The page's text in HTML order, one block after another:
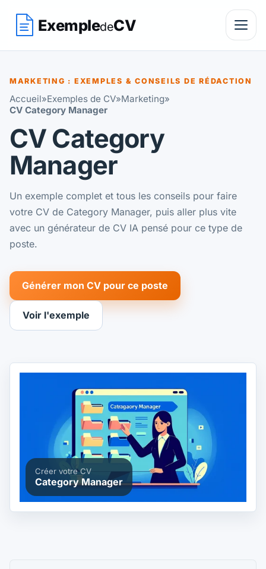
ExempledeCV
MARKETING : EXEMPLES & CONSEILS DE RÉDACTION
Accueil»Exemples de CV»Marketing»
CV Category Manager
CV Category
Manager
Un exemple complet et tous les conseils pour faire
votre CV de Category Manager, puis aller plus vite
avec un générateur de CV IA pensé pour ce type de
poste.
Générer mon CV pour ce poste
Voir l'exemple
Créer votre CV
Category Manager